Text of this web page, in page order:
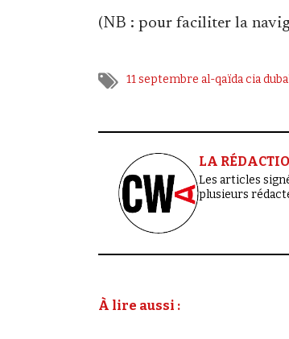
(NB : pour faciliter la
11 septembre al-qaïdacia
LA
Les articles
plusieurs
À lire aussi :